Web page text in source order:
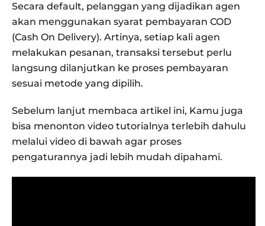
Secara default, pelanggan yang dijadikan agen
akan menggunakan syarat pembayaran COD
(Cash On Delivery). Artinya, setiap kali agen
melakukan pesanan, transaksi tersebut perlu
langsung dilanjutkan ke proses pembayaran
sesuai metode yang dipilih.
Sebelum lanjut membaca artikel ini, Kamu juga
bisa menonton video tutorialnya terlebih dahulu
melalui video di bawah agar proses
pengaturannya jadi lebih mudah dipahami.